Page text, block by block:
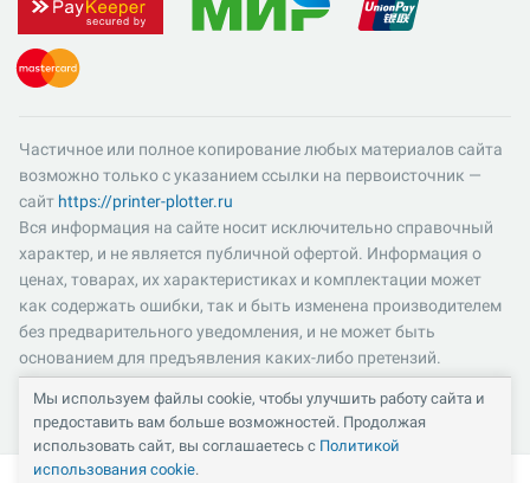
Частичное или полное копирование любых материалов сайта
возможно только с указанием ссылки на первоисточник —
сайт https://printer-plotter.ru
Вся информация на сайте носит исключительно справочный
характер, и не является публичной офертой. Информация о
ценах, товарах, их характеристиках и комплектации может
как содержать ошибки, так и быть изменена производителем
без предварительного уведомления, и не может быть
основанием для предъявления каких-либо претензий.
Пожалуйста, уточняйте существенные для вас характеристики
и компоненты комплектации товаров. Все цены указаны в
российских рублях и включают в себя НДС 22%.
Мы используем файлы cookie, чтобы улучшить работу сайта и
предоставить вам больше возможностей. Продолжая
использовать сайт, вы соглашаетесь с Политикой
использования cookie.